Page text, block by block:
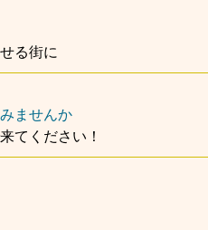
る街に
ませんか
てください！